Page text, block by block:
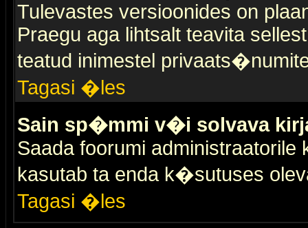
Tulevastes versioonides on
Praegu aga lihtsalt teavita
teatud inimestel
Tagasi �les
Sain sp�mmi v�i solvava
Saada foorumi
kasutab ta enda k�sutuses
Tagasi �les